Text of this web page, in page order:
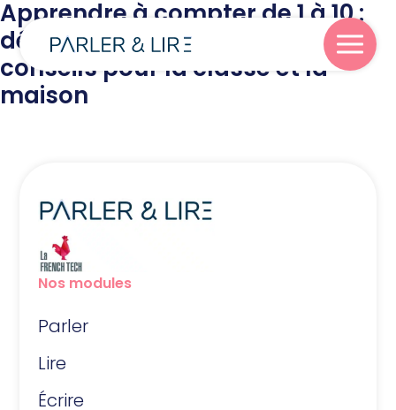
Apprendre à compter de 1 à 10 :
découvertes scientifiques,
conseils pour la classe et la
maison
Nos modules
Parler
Lire
Écrire